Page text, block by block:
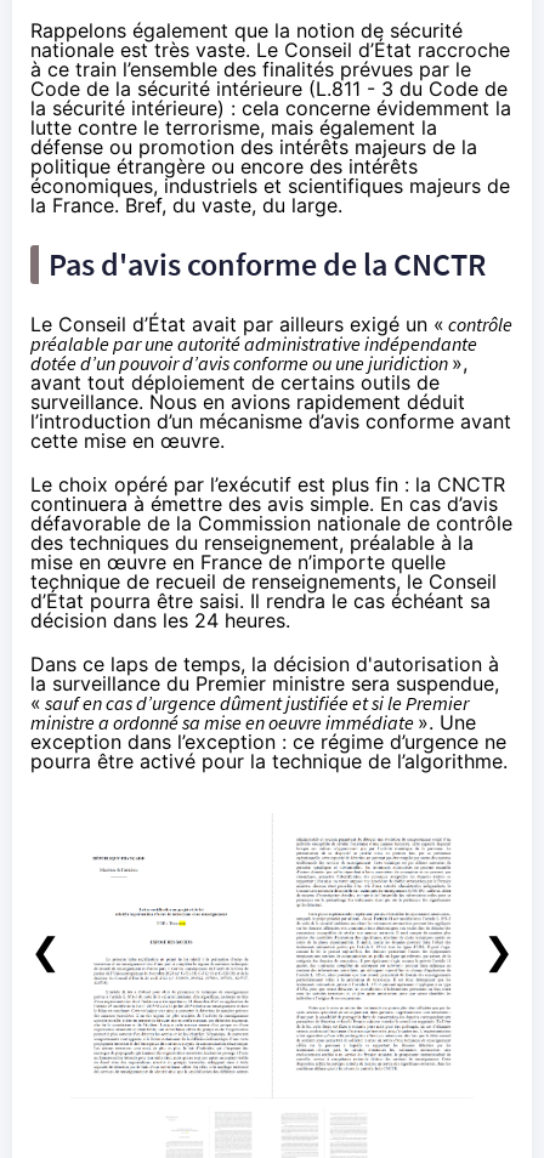
Rappelons également que la notion de sécurité
nationale est très vaste. Le Conseil d’État raccroche
à ce train l’ensemble des finalités prévues par le
Code de la sécurité intérieure (L.811 - 3 du Code de
la sécurité intérieure) : cela concerne évidemment la
lutte contre le terrorisme, mais également la
défense ou promotion des intérêts majeurs de la
politique étrangère ou encore des intérêts
économiques, industriels et scientifiques majeurs de
la France. Bref, du vaste, du large.
Pas d'avis conforme de la CNCTR
Le Conseil d’État avait par ailleurs exigé un « contrôle
préalable par une autorité administrative indépendante
dotée d’un pouvoir d’avis conforme ou une juridiction »,
avant tout déploiement de certains outils de
surveillance. Nous en avions rapidement déduit
l’introduction d’un mécanisme d’avis conforme avant
cette mise en œuvre.
Le choix opéré par l’exécutif est plus fin : la CNCTR
continuera à émettre des avis simple. En cas d’avis
défavorable de la Commission nationale de contrôle
des techniques du renseignement, préalable à la
mise en œuvre en France de n’importe quelle
technique de recueil de renseignements, le Conseil
d’État pourra être saisi. Il rendra le cas échéant sa
décision dans les 24 heures.
Dans ce laps de temps, la décision d'autorisation à
la surveillance du Premier ministre sera suspendue,
« sauf en cas d’urgence dûment justifiée et si le Premier
ministre a ordonné sa mise en oeuvre immédiate ». Une
exception dans l’exception : ce régime d’urgence ne
pourra être activé pour la technique de l’algorithme.
❮ ❯